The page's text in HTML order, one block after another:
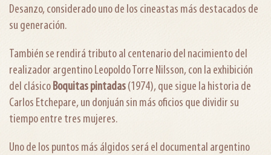
Desanzo, considerado uno de los cineastas más destacados de
su generación.
También se rendirá tributo al centenario del nacimiento del
realizador argentino Leopoldo Torre Nilsson, con la exhibición
del clásicoBoquitas pintadas(1974), que sigue la historia de
Carlos Etchepare, un donjuán sin más oficios que dividir su
tiempo entre tres mujeres.
Uno de los puntos más álgidos será el documental argentino